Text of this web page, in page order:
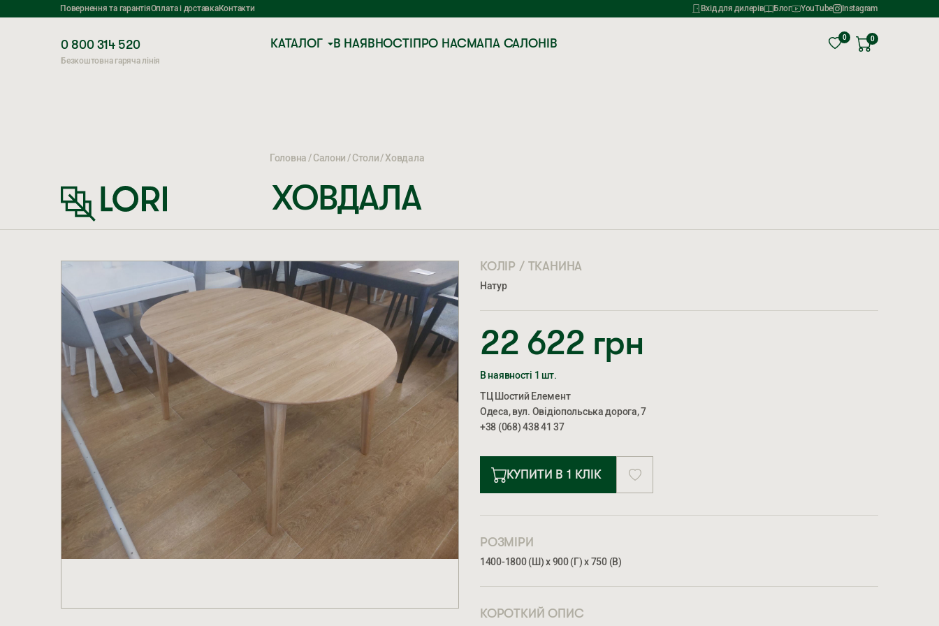
Повернення та гарантіяОплата і доставкаКонтакти Вхід для дилерів Блог YouTube Instagram
0 800 314 520
Безкоштовна гаряча лінія
КАТАЛОГ В НАЯВНОСТІ ПРО НАСМАПА САЛОНІВ 0 0
Головна Салони Столи Ховдала
ХОВДАЛА
КОЛІР / ТКАНИНА
Натур
22 622 грн
В наявності 1 шт.
ТЦ Шостий Елемент
Одеса, вул. Овідіопольська дорога, 7
+38 (068) 438 41 37
КУПИТИ В 1 КЛІК
РОЗМІРИ
1400-1800 (Ш) х 900 (Г) х 750 (В)
КОРОТКИЙ ОПИС